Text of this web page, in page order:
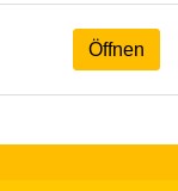
Öffnen